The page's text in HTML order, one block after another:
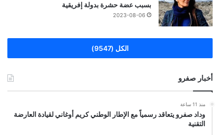
بسبب عضة حشرة بدولة إفريقية
2023-08-06
الكل (9547)
أخبار صفرو
منذ 11 ساعة
وداد صفرو يتعاقد رسمياً مع الإطار الوطني كريم أوغاني لقيادة العارضة
التقنية